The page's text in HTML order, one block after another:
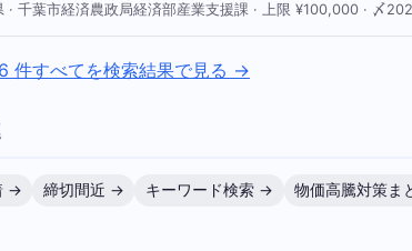
· 千葉市経済農政局経済部産業支援課 · 上限 ¥100,000 · 〆
件すべてを検索結果で見る →
→ 締切間近 → キーワード検索 → 物価高騰対策ま